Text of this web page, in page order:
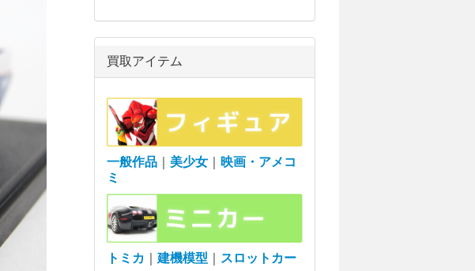
買取アイテム
一般作品｜ 美少女｜
映画・アメコ
ミ
トミカ 建機模型 スロットカー